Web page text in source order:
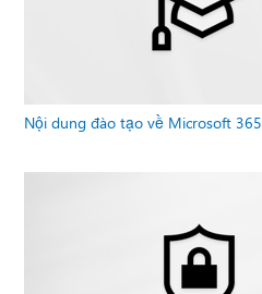
Nội dung đào tạo về Microsoft 365